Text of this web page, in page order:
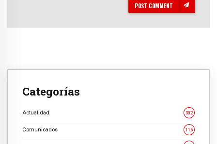
POST COMMENT
Categorías
Actualidad 302
Comunicados 116